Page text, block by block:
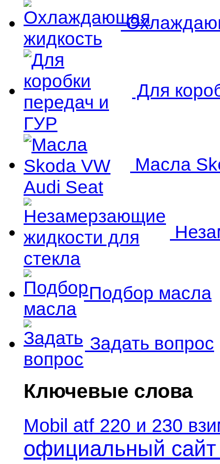
Для
Масла
Подбор масла
Задать вопрос
Ключевые слова
Mobil atf 220 и 230
официальный сайт